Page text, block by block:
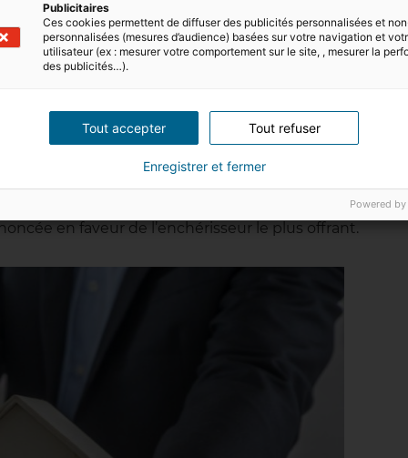
, le notaire allume deux petites bougies qui vont
de l’enchère. Lorsqu’elles s’éteignent, une fumée
surenchère n’intervient durant la durée de
en faveur de l’enchérisseur le plus offrant.
Publicitaires
Ces cookies permettent de diffuser des publicités personnalisées et
personnalisées (mesures d’audience) basées sur votre navigation et
utilisateur (ex : mesurer votre comportement sur le site, , mesurer la
des publicités…).
Tout accepter Tout refuser
Enregistrer et fermer
Powered by